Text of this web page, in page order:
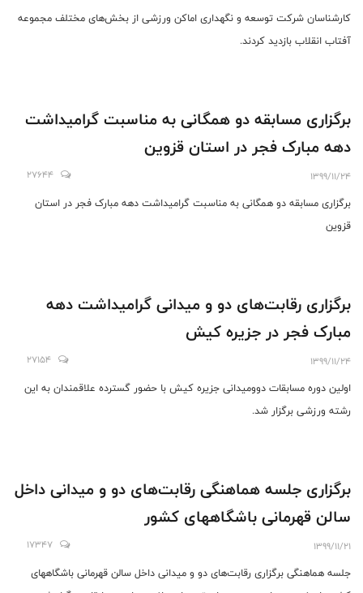
کارشناسان شرکت توسعه و نگهداری اماکن ورزشی از بخش‌های مختلف مجموعه
آفتاب انقلاب بازدید کردند.
برگزاری مسابقه دو همگانی به مناسبت گرامیداشت
دهه مبارک فجر در استان قزوین
1399/11/24
27644
برگزاری مسابقه دو همگانی به مناسبت گرامیداشت دهه مبارک فجر در استان
قزوین
برگزاری رقابت‌های دو و میدانی گرامیداشت دهه
مبارک فجر در جزیره کیش
1399/11/24
27154
اولین دوره مسابقات دوومیدانی جزیره کیش با حضور گسترده علاقمندان به این
رشته ورزشی برگزار شد.
برگزاری جلسه هماهنگی رقابت‌های دو و میدانی داخل
سالن قهرمانی باشگاههای کشور
1399/11/21
17347
جلسه هماهنگی برگزاری رقابت‌های دو و میدانی داخل سالن قهرمانی باشگاههای